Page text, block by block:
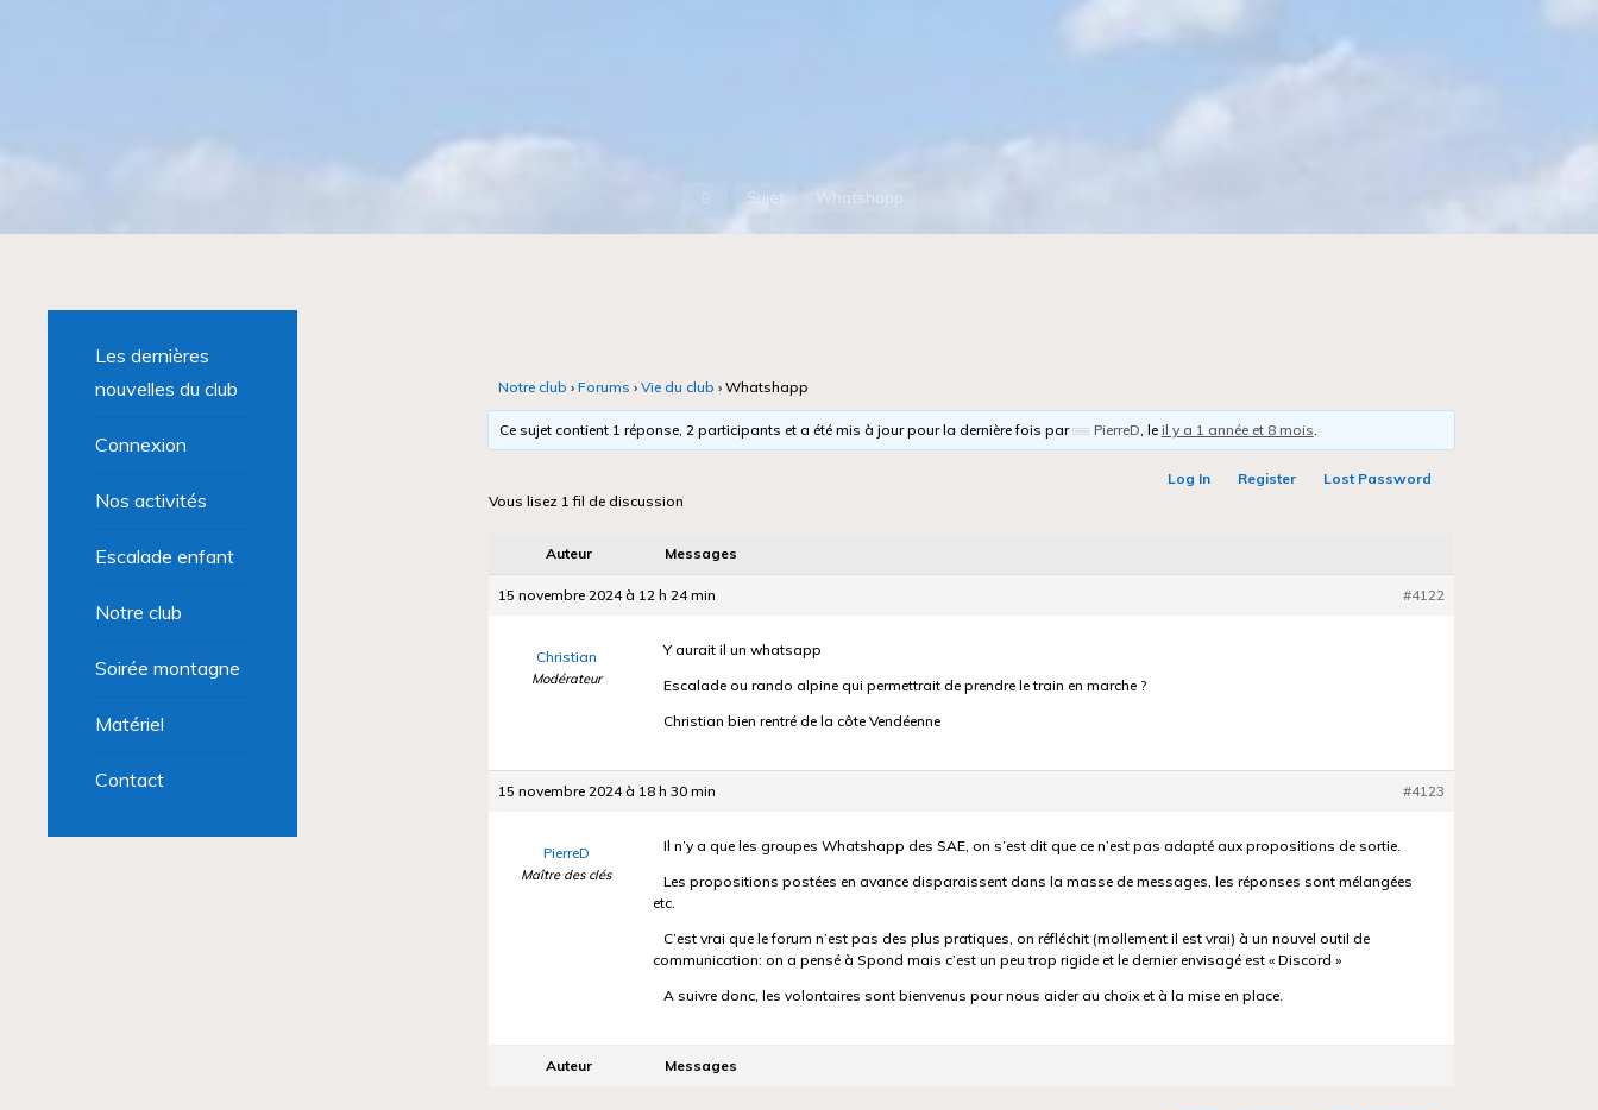
AccueilSujet Whatshapp
Notre club › Forums › Vie du club › Whatshapp
Ce sujet contient 1 réponse, 2 participants et a été mis à jour pour la dernière fois par PierreD , le il y a 1 année et 8 mois
Log In Register
Lost Password
Vous lisez 1 fil de discussion
Auteur Messages
15 novembre 2024 à 12 h 24 min #4122
Christian
Modérateur
Y aurait il un whatsapp
Escalade ou rando alpine qui permettrait de prendre le train en marche ?
Christian bien rentré de la côte Vendéenne
15 novembre 2024 à 18 h 30 min #4123
PierreD
Maître des clés
Il n’y a que les groupes Whatshapp des SAE, on s’est dit que ce n’est pas adapté aux propositions de sortie.
Les propositions postées en avance disparaissent dans la masse de messages, les réponses sont mélangées
etc.
C’est vrai que le forum n’est pas des plus pratiques, on réfléchit (mollement il est vrai) à un nouvel outil de
communication: on a pensé à Spond mais c’est un peu trop rigide et le dernier envisagé est « Discord »
A suivre donc, les volontaires sont bienvenus pour nous aider au choix et à la mise en place.
Auteur Messages
Les dernières
nouvelles du club
Connexion
Nos activités
Escalade enfant
Notre club
Soirée montagne
Matériel
Contact